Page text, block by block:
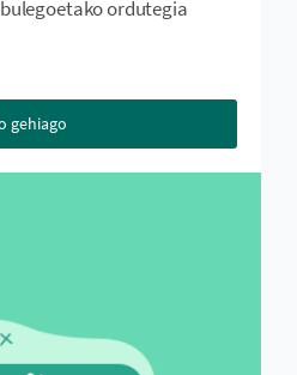
ordutegia
gehiago